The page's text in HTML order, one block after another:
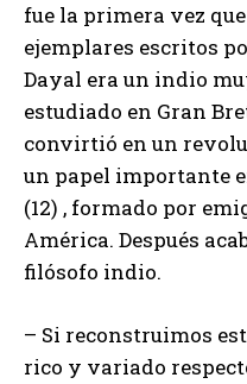
fue la primera vez
ejemplares escritos
Dayal era un indio
estudiado en Gran
convirtió en un
un papel importante
(12) , formado por
América. Después
filósofo indio.
– Si reconstruimos
rico y variado